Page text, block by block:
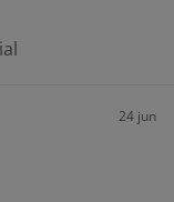
24 jun